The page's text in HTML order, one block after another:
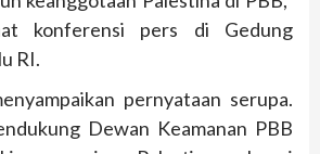
konferensi pers di Gedung
RI.
pernyataan serupa.
Dewan Keamanan PBB